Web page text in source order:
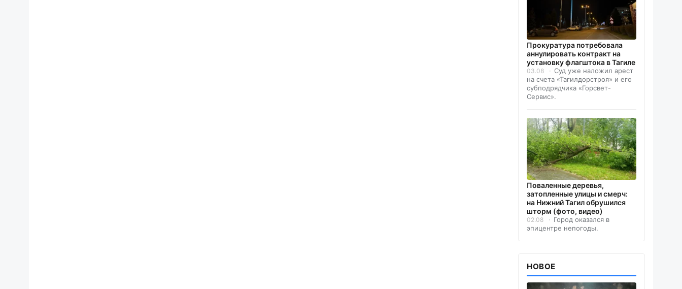
Прокуратура потребовала
аннулировать контракт на
установку флагштока в Тагиле
03.08
Суд уже наложил арест
на счета «Тагилдорстроя» и его
субподрядчика «Горсвет-
Сервис».
Поваленные деревья,
затопленные улицы и смерч:
на Нижний Тагил обрушился
шторм (фото, видео)
02.08
Город оказался в
эпицентре непогоды.
НОВОЕ